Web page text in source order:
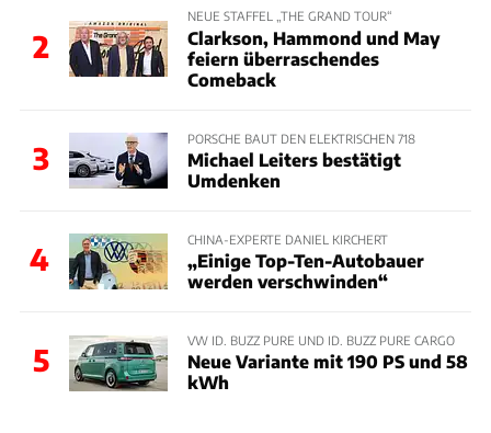
2
NEUE STAFFEL „THE GRAND TOUR“
Clarkson, Hammond und May
feiern überraschendes
Comeback
3
PORSCHE BAUT DEN ELEKTRISCHEN 718
Michael Leiters bestätigt
Umdenken
4
CHINA-EXPERTE DANIEL KIRCHERT
„Einige Top-Ten-Autobauer
werden verschwinden“
5
VW ID. BUZZ PURE UND ID. BUZZ PURE CARGO
Neue Variante mit 190 PS und 58
kWh